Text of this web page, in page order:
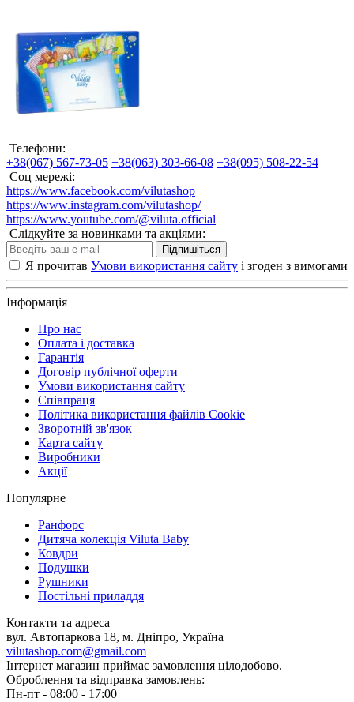
Телефони:
+38(067) 567-73-05 +38(063) 303-66-08 +38(095) 508-22-54
Соц мережі:
https://www.facebook.com/vilutashop
https://www.instagram.com/vilutashop/
https://www.youtube.com/@viluta.official
Слідкуйте за новинками та акціями:
Підпишіться
Я прочитав Умови використання сайту і згоден з вимогами
Інформація
Про нас
Оплата і доставка
Гарантія
Договір публічної оферти
Умови використання сайту
Співпраця
Політика використання файлів Cookie
Зворотній зв'язок
Карта сайту
Виробники
Акції
Популярне
Ранфорс
Дитяча колекція Viluta Baby
Ковдри
Подушки
Рушники
Постільні приладдя
Контакти та адреса
вул. Автопаркова 18, м. Дніпро, Україна
vilutashop.com@gmail.com
Інтернет магазин приймає замовлення цілодобово.
Оброблення та відправка замовлень:
Пн-пт - 08:00 - 17:00